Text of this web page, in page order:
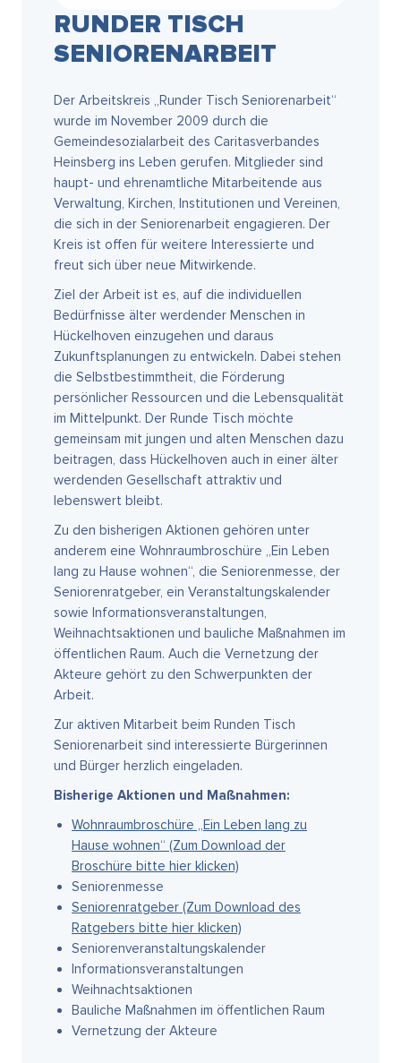
RUNDER TISCH
SENIORENARBEIT
Der Arbeitskreis „Runder Tisch Seniorenarbeit“
wurde im November 2009 durch die
Gemeindesozialarbeit des Caritasverbandes
Heinsberg ins Leben gerufen. Mitglieder sind
haupt- und ehrenamtliche Mitarbeitende aus
Verwaltung, Kirchen, Institutionen und Vereinen,
die sich in der Seniorenarbeit engagieren. Der
Kreis ist offen für weitere Interessierte und
freut sich über neue Mitwirkende.
Ziel der Arbeit ist es, auf die individuellen
Bedürfnisse älter werdender Menschen in
Hückelhoven einzugehen und daraus
Zukunftsplanungen zu entwickeln. Dabei stehen
die Selbstbestimmtheit, die Förderung
persönlicher Ressourcen und die Lebensqualität
im Mittelpunkt. Der Runde Tisch möchte
gemeinsam mit jungen und alten Menschen dazu
beitragen, dass Hückelhoven auch in einer älter
werdenden Gesellschaft attraktiv und
lebenswert bleibt.
Zu den bisherigen Aktionen gehören unter
anderem eine Wohnraumbroschüre „Ein Leben
lang zu Hause wohnen“, die Seniorenmesse, der
Seniorenratgeber, ein Veranstaltungskalender
sowie Informationsveranstaltungen,
Weihnachtsaktionen und bauliche Maßnahmen im
öffentlichen Raum. Auch die Vernetzung der
Akteure gehört zu den Schwerpunkten der
Arbeit.
Zur aktiven Mitarbeit beim Runden Tisch
Seniorenarbeit sind interessierte Bürgerinnen
und Bürger herzlich eingeladen.
Bisherige Aktionen und Maßnahmen:
Wohnraumbroschüre „Ein Leben lang zu
Hause wohnen“ (Zum Download der
Broschüre bitte hier klicken)
Seniorenmesse
Seniorenratgeber (Zum Download des
Ratgebers bitte hier klicken)
Seniorenveranstaltungskalender
Informationsveranstaltungen
Weihnachtsaktionen
Bauliche Maßnahmen im öffentlichen Raum
Vernetzung der Akteure